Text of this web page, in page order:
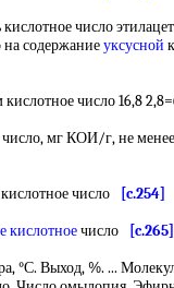
число
на содержаниеуксусной
число 16,8
мг КОИ/г, не
число
[c.254]
кислотноечисло
[c.265]
°С. Выход, %. ...